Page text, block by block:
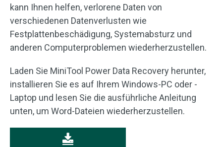
kann Ihnen helfen, verlorene Daten von
verschiedenen Datenverlusten wie
Festplattenbeschädigung, Systemabsturz und
anderen Computerproblemen wiederherzustellen.
Laden Sie MiniTool Power Data Recovery herunter,
installieren Sie es auf Ihrem Windows-PC oder -
Laptop und lesen Sie die ausführliche Anleitung
unten, um Word-Dateien wiederherzustellen.